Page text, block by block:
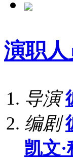
演职人
导演
编剧
凯文·